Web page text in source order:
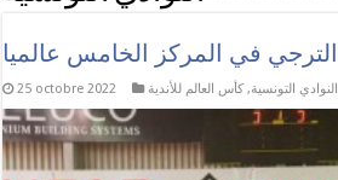
الترجي في المركز الخامس عالميا
25 octobre 2022 النوادي التونسية, كأس العالم للأندية